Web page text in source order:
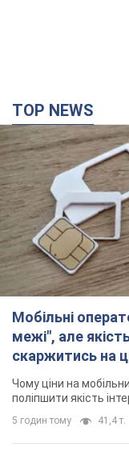
TOP NEWS
Мобільні
межі", але
скаржитись на
Чому ціни на
поліпшити якість
5 годин тому 41,4 т.